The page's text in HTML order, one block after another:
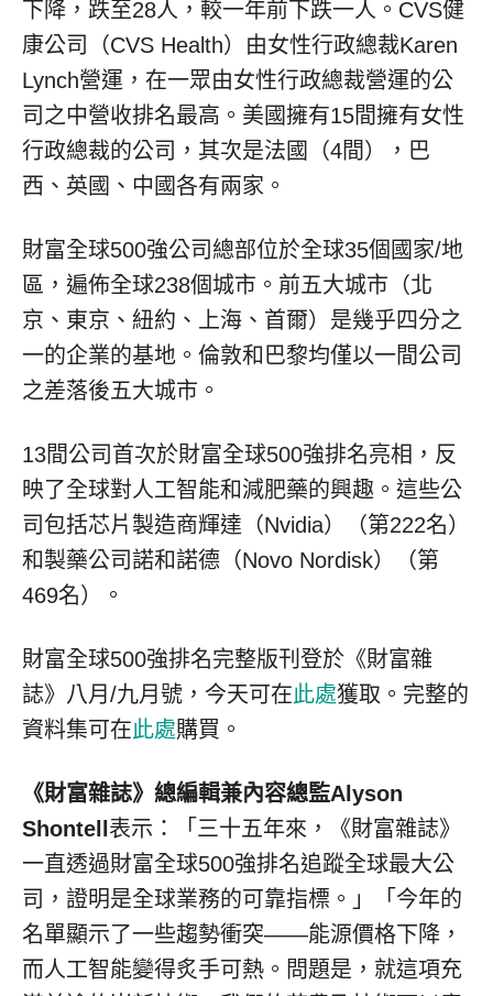
下降，跌至28人，較一年前下跌一人。CVS健
康公司（CVS Health）由女性行政總裁Karen
Lynch營運，在一眾由女性行政總裁營運的公
司之中營收排名最高。美國擁有15間擁有女性
行政總裁的公司，其次是法國（4間），巴
西、英國、中國各有兩家。
財富全球500強公司總部位於全球35個國家/地
區，遍佈全球238個城市。前五大城市（北
京、東京、紐約、上海、首爾）是幾乎四分之
一的企業的基地。倫敦和巴黎均僅以一間公司
之差落後五大城市。
13間公司首次於財富全球500強排名亮相，反
映了全球對人工智能和減肥藥的興趣。這些公
司包括芯片製造商輝達（Nvidia）（第222名）
和製藥公司諾和諾德（Novo Nordisk）（第
469名）。
財富全球500強排名完整版刊登於《財富雜
誌》八月/九月號，今天可在此處獲取。完整的
資料集可在此處購買。
《財富雜誌》總編輯兼內容總監Alyson
Shontell 表示：「三十五年來，《財富雜誌》
一直透過財富全球500強排名追蹤全球最大公
司，證明是全球業務的可靠指標。」「今年的
名單顯示了一些趨勢衝突——能源價格下降，
而人工智能變得炙手可熱。問題是，就這項充